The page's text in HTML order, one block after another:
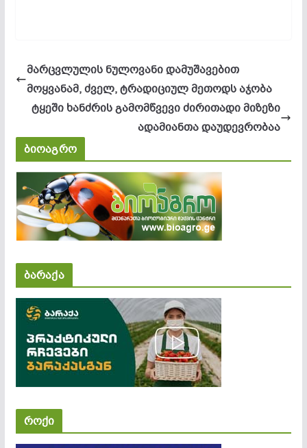
მარცვლულის ნულოვანი დამუშავებით
მოყვანამ, ძველ, ტრადიციულ მეთოდს აჯობა
ტყეში ხანძრის გამომწვევი ძირითადი მიზეზი
ადამიანთა დაუდევრობაა
ბიოაგრო
ბარაქა
როქი